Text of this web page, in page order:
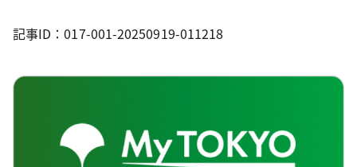
記事ID：017-001-20250919-011218